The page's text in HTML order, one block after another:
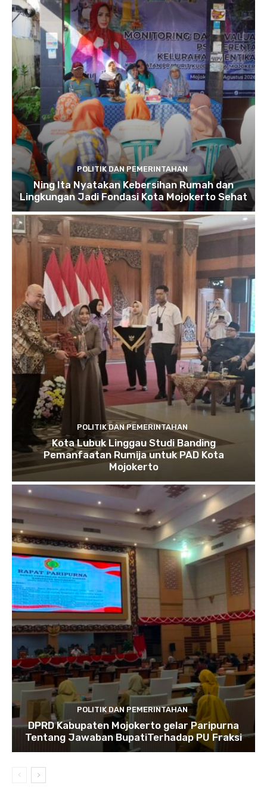
POLITIK DAN PEMERINTAHAN
Ning Ita Nyatakan Kebersihan Rumah dan
Lingkungan Jadi Fondasi Kota Mojokerto Sehat
POLITIK DAN PEMERINTAHAN
Kota Lubuk Linggau Studi Banding
Pemanfaatan Rumija untuk PAD Kota
Mojokerto
POLITIK DAN PEMERINTAHAN
DPRD Kabupaten Mojokerto gelar Paripurna
Tentang Jawaban BupatiTerhadap PU Fraksi